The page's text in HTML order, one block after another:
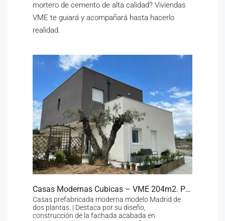
mortero de cemento de alta calidad? Viviendas
VME te guiará y acompañará hasta hacerlo
realidad.
Casas Modernas Cubicas – VME 204m2. Precio España 156.662€
Casas prefabricada moderna modelo Madrid de
dos plantas. | Destaca por su diseño,
construcción de la fachada acabada en